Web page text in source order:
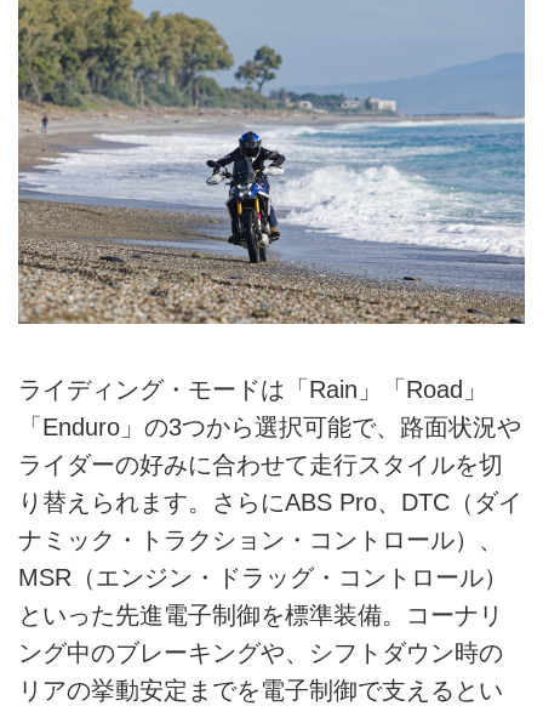
ライディング・モードは「Rain」「Road」
「Enduro」の3つから選択可能で、路面状況や
ライダーの好みに合わせて走行スタイルを切
り替えられます。さらにABS Pro、DTC（ダイ
ナミック・トラクション・コントロール）、
MSR（エンジン・ドラッグ・コントロール）
といった先進電子制御を標準装備。コーナリ
ング中のブレーキングや、シフトダウン時の
リアの挙動安定までを電子制御で支えるとい